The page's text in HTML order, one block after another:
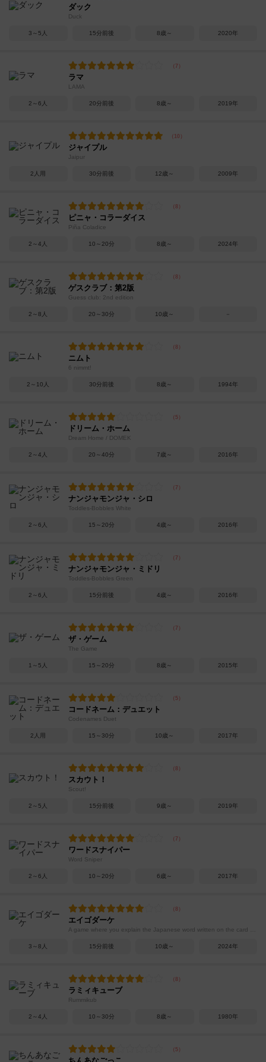
ダック
Duck
3～5人 15分前後 8歳～ 2020年
ラマ
LAMA
2～6人 20分前後 8歳～ 2019年
ジャイプル
Jaipur
2人用 30分前後 12歳～ 2009年
ピニャ・コラーダイス
Piña Coladice
2～4人 10～20分 8歳～ 2024年
ゲスクラブ：第2版
Guess club: 2nd edition
2～8人 20～30分 10歳～ －
ニムト
6 nimmt!
2～10人 30分前後 8歳～ 1994年
ドリーム・ホーム
Dream Home / DOMEK
2～4人 20～40分 7歳～ 2016年
ナンジャモンジャ・シロ
Toddles-Bobbles White
2～6人 15～20分 4歳～ 2016年
ナンジャモンジャ・ミドリ
Toddles-Bobbles Green
2～6人 15分前後 4歳～ 2016年
ザ・ゲーム
The Game
1～5人 15～20分 8歳～ 2015年
コードネーム：デュエット
Codenames Duet
2人用 15～30分 10歳～ 2017年
スカウト！
Scout!
2～5人 15分前後 9歳～ 2019年
ワードスナイパー
Word Sniper
2～6人 10～20分 6歳～ 2017年
エイゴダーケ
3～8人 15分前後 10歳～ 2024年
ラミィキューブ
Rummikub
2～4人 10～30分 8歳～ 1980年